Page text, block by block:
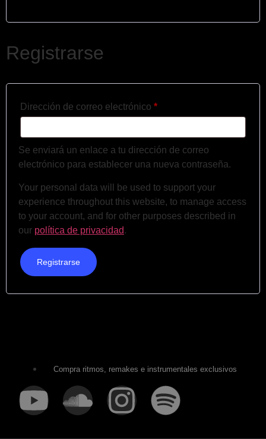
Registrarse
Dirección de correo electrónico *
Se enviará un enlace a tu dirección de correo
electrónico para establecer una nueva contraseña.
Your personal data will be used to support your
experience throughout this website, to manage access
to your account, and for other purposes described in
our política de privacidad.
Registrarse
Compra ritmos, remakes e instrumentales exclusivos